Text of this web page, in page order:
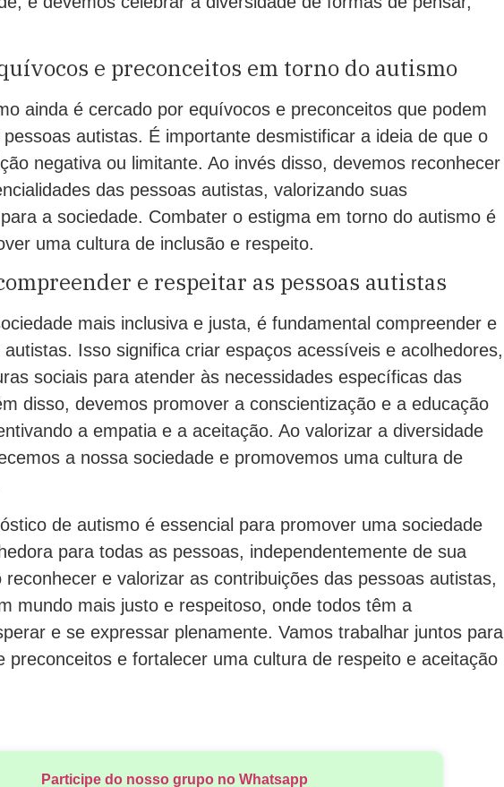
e preconceitos em torno do autismo
ainda é cercado por equívocos e preconceitos que podem
autistas. É importante desmistificar a ideia de que o
negativa ou limitante. Ao invés disso, devemos reconhecer
das pessoas autistas, valorizando suas
a sociedade. Combater o estigma em torno do autismo é
uma cultura de inclusão e respeito.
e respeitar as pessoas autistas
mais inclusiva e justa, é fundamental compreender e
Isso significa criar espaços acessíveis e acolhedores,
sociais para atender às necessidades específicas das
disso, devemos promover a conscientização e a educação
a empatia e a aceitação. Ao valorizar a diversidade
a nossa sociedade e promovemos uma cultura de
de autismo é essencial para promover uma sociedade
para todas as pessoas, independentemente de sua
reconhecer e valorizar as contribuições das pessoas autistas,
mundo mais justo e respeitoso, onde todos têm a
e se expressar plenamente. Vamos trabalhar juntos para
preconceitos e fortalecer uma cultura de respeito e aceitação
Participe do nosso grupo no Whatsapp